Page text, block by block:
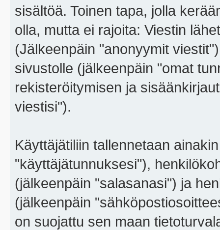
sisältöä. Toinen tapa, jolla
olla, mutta ei rajoita: Viestin
(Jälkeenpäin "anonyymit
sivustolle (jälkeenpäin "omat
rekisteröitymisen ja
viestisi").
Käyttäjätiliin tallennetaan
"käyttäjätunnuksesi"),
(jälkeenpäin "salasanasi") ja
(jälkeenpäin
on suojattu sen maan